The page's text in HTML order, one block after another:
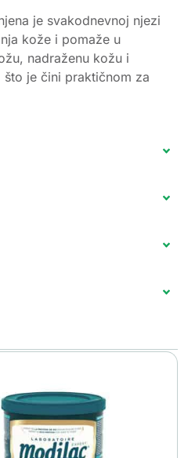
je svakodnevnoj njezi
kože i pomaže u
nadraženu kožu i
je čini praktičnom za